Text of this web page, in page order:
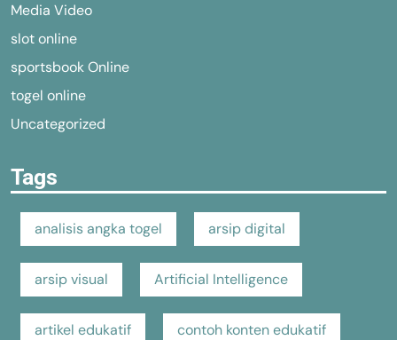
Media Video
slot online
sportsbook Online
togel online
Uncategorized
Tags
analisis angka togel arsip digital
arsip visual Artificial Intelligence
artikel edukatif contoh konten edukatif